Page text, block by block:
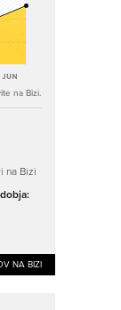
na Bizi.
na Bizi
NA BIZI